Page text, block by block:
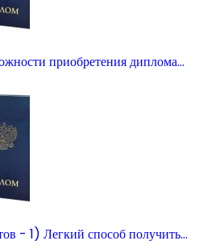
приобретения диплома…
- 1) Легкий способ получить…